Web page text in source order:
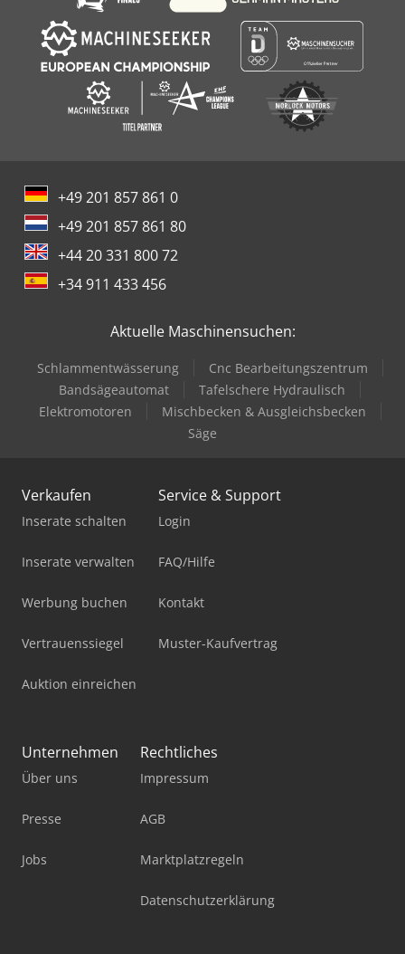
+49 201 857 861 0
+49 201 857 861 80
+44 20 331 800 72
+34 911 433 456
Aktuelle Maschinensuchen:
Schlammentwässerung
Cnc Bearbeitungszentrum
Bandsägeautomat
Tafelschere Hydraulisch
Elektromotoren
Mischbecken & Ausgleichsbecken
Säge
Verkaufen
Inserate schalten
Inserate verwalten
Werbung buchen
Vertrauenssiegel
Auktion einreichen
Service & Support
Login
FAQ/Hilfe
Kontakt
Muster-Kaufvertrag
Unternehmen
Über uns
Presse
Jobs
Rechtliches
Impressum
AGB
Marktplatzregeln
Datenschutzerklärung